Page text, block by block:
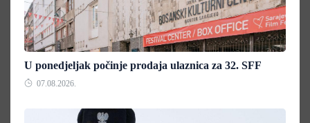
U ponedjeljak počinje prodaja ulaznica za 32. SFF
07.08.2026.